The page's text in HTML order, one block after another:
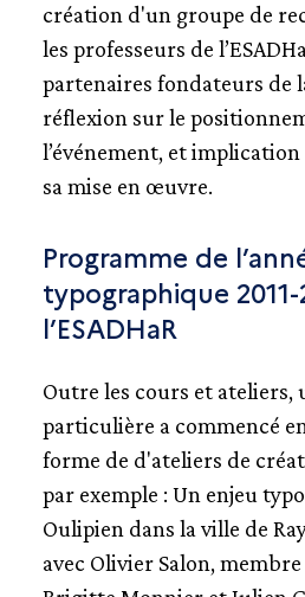
création d'un groupe de
les professeurs de
partenaires fondateurs de
réflexion sur le
l’événement, et
sa mise en œuvre.
Programme de
typographique 2011-
l’ESADHaR
Outre les cours et ateliers,
particulière a commencé
forme de d'ateliers de
par exemple : Un enjeu
Oulipien dans la ville de
avec Olivier Salon, membre